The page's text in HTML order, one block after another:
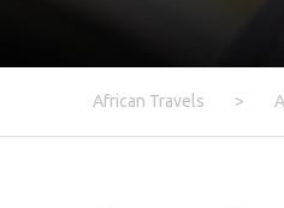
African Travels >